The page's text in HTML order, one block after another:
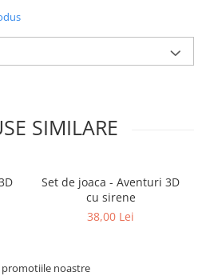
SIMILARE
Set de joaca - Aventuri 3D
cu sirene
38,00 Lei
noastre